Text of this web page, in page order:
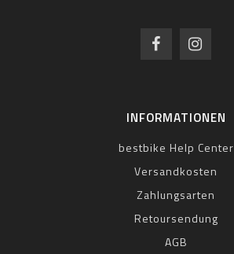
INFORMATIONEN
bestbike Help Center
Versandkosten
Zahlungsarten
Retoursendung
AGB